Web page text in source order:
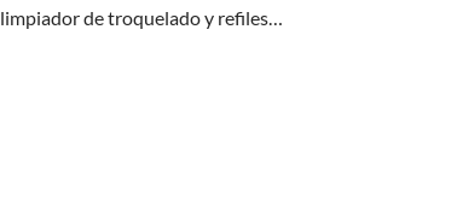
de troquelado y refiles…